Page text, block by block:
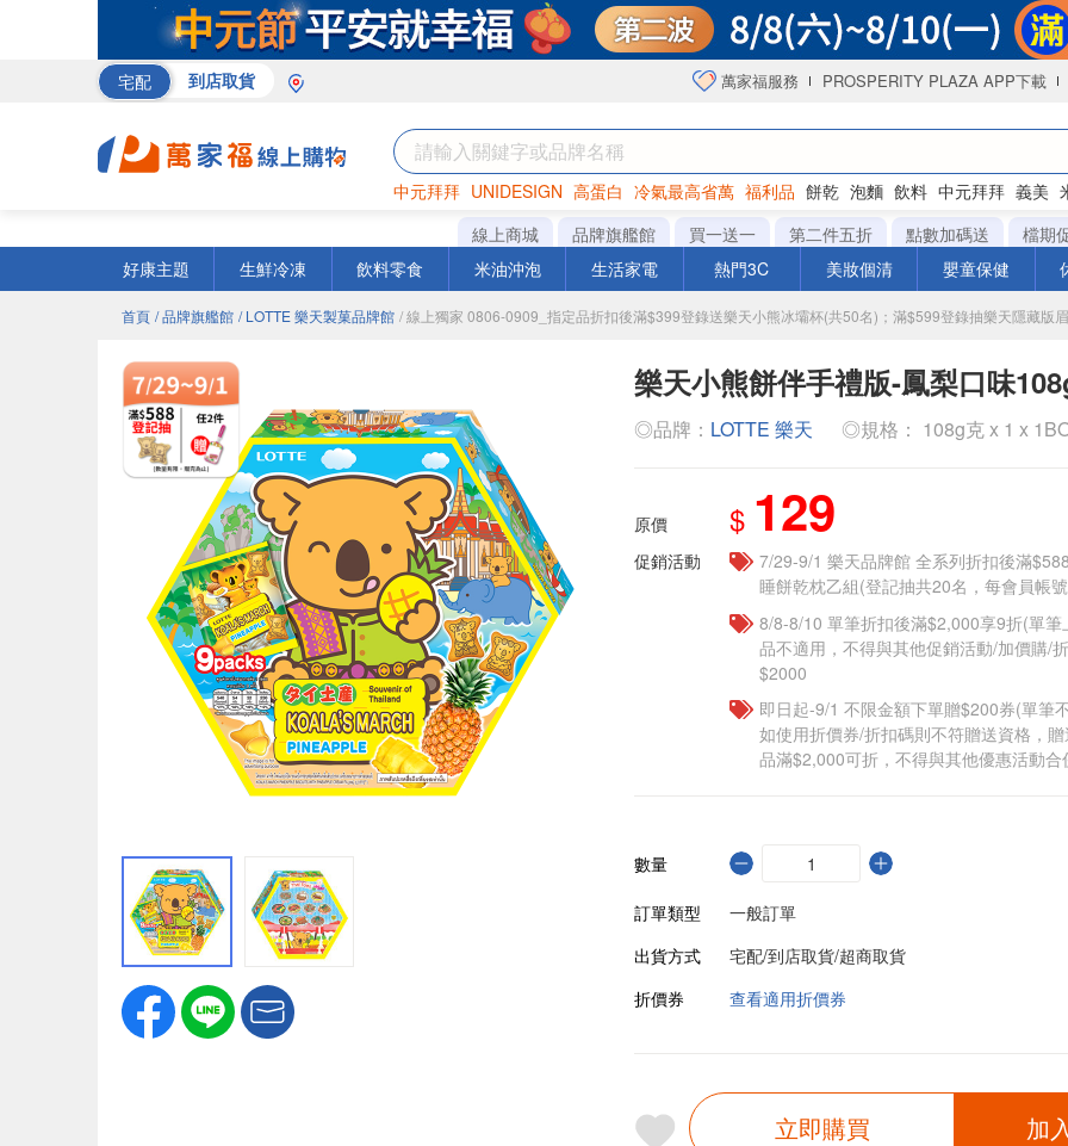
宅配 到店取貨 萬家福服務 PROSPERITY PLAZA APP下載
中元拜拜 UNIDESIGN 高蛋白 冷氣最高省萬 福利品 餅乾 泡麵 飲料 中元拜拜 義美
罐頭 咖啡 海苔
線上商城 品牌旗艦館 買一送一 第二件五折 點數加碼送
檔期
好康主題
生鮮冷凍 飲料零食 米油沖泡 生活家電 熱門3C 美妝個清 嬰童保健
首頁 / 品牌旗艦館 / LOTTE 樂天製菓品牌館 / 線上獨家 0806-0909_指定品折扣後滿$399登錄送樂天小熊冰壩杯(共50名)；滿$599登錄抽樂天隱藏版
樂天小熊餅伴手禮版-鳳梨口味
◎品牌： LOTTE 樂天 ◎規格： 108g克 x 1 x
原價 $ 129
促銷活動
7/29-9/1 樂天品牌館 全系列折扣後滿
睡餅乾枕乙組(登記抽共20名，每會員帳
8/8-8/10 單筆折扣後滿$2,000享9折(單
品不適用，不得與其他促銷活動/加價購/
$2000
即日起-9/1 不限金額下單贈$200券(單筆
如使用折價券/折扣碼則不符贈送資格，
品滿$2,000可折，不得與其他優惠活動合
數量
訂單類型
一般訂單
出貨方式
宅配/到店取貨/超商取貨
折價券
查看適用折價券
立即購買 加